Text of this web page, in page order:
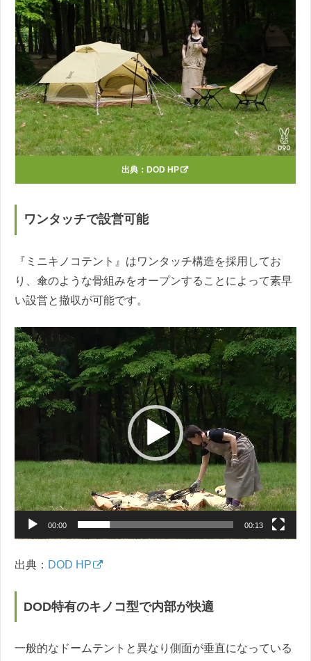
出典： DOD HP
ワンタッチで設営可能
『ミニキノコテント』はワンタッチ構造を採用してお
り、傘のような骨組みをオープンすることによって素早
い設営と撤収が可能です。
動
画
プ
レ
00:00 00:13
出典： DOD HP
DOD特有のキノコ型で内部が快適
一般的なドームテントと異なり側面が垂直になっている